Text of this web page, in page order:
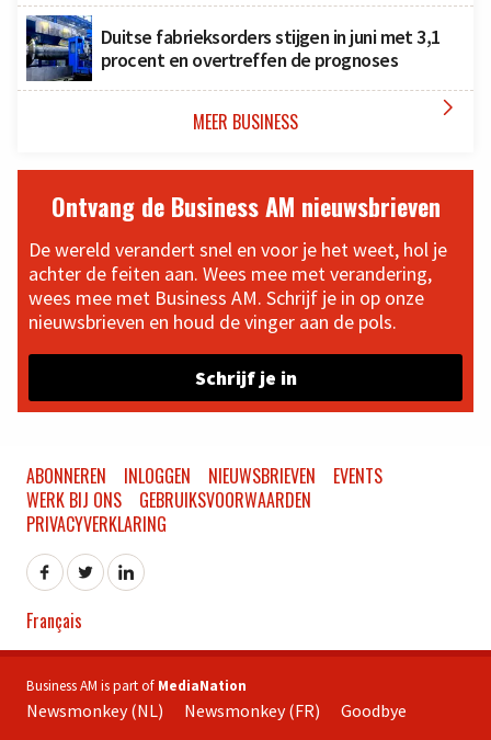
Duitse fabrieksorders stijgen in juni met 3,1
procent en overtreffen de prognoses
MEER BUSINESS 
Ontvang de Business AM nieuwsbrieven
De wereld verandert snel en voor je het weet, hol je
achter de feiten aan. Wees mee met verandering,
wees mee met Business AM. Schrijf je in op onze
nieuwsbrieven en houd de vinger aan de pols.
Schrijf je in
ABONNEREN INLOGGEN NIEUWSBRIEVEN
EVENTS
WERK BIJ ONS
GEBRUIKSVOORWAARDEN
PRIVACYVERKLARING
Français
Business AM is part of MediaNation
Newsmonkey (NL) Newsmonkey (FR) Goodbye